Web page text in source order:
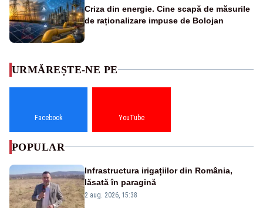
Criza din energie. Cine scapă de măsurile
de raționalizare impuse de Bolojan
URMĂREȘTE-NE PE
Facebook YouTube
POPULAR
Infrastructura irigațiilor din România,
lăsată în paragină
2 aug. 2026, 15:38